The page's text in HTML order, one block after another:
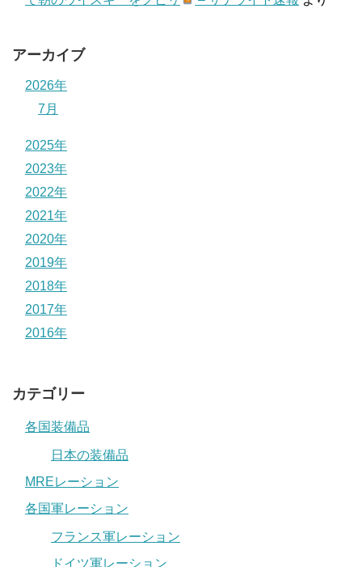
アーカイブ
2026年
7月
2025年
2023年
2022年
2021年
2020年
2019年
2018年
2017年
2016年
カテゴリー
各国装備品
日本の装備品
MREレーション
各国軍レーション
フランス軍レーション
ドイツ軍レーション